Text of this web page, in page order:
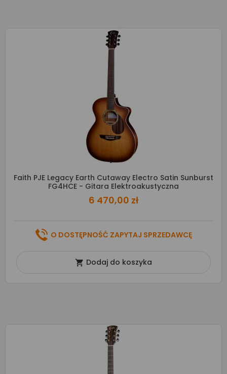
Faith PJE Legacy Earth Cutaway Electro Satin Sunburst
FG4HCE - Gitara Elektroakustyczna
6 470,00 zł
O DOSTĘPNOŚĆ ZAPYTAJ SPRZEDAWCĘ
 Dodaj do koszyka